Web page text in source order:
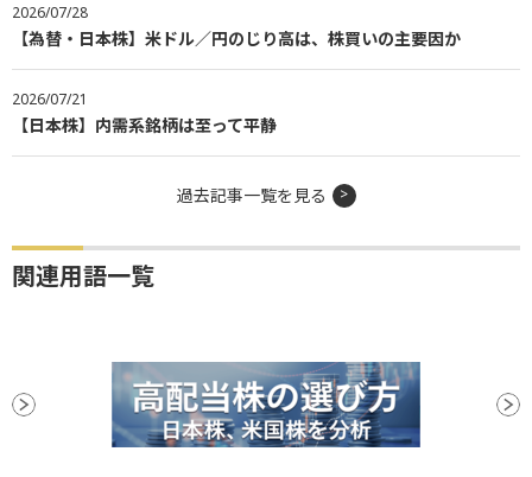
2026/07/28
【為替・日本株】米ドル／円のじり高は、株買いの主要因か
2026/07/21
【日本株】内需系銘柄は至って平静
過去記事一覧を見る
関連用語一覧